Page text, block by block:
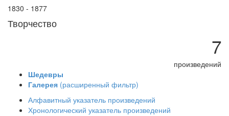
1830 - 1877
Творчество
7
произведений
Шедевры
Галерея (расширенный фильтр)
Алфавитный указатель произведений
Хронологический указатель произведений